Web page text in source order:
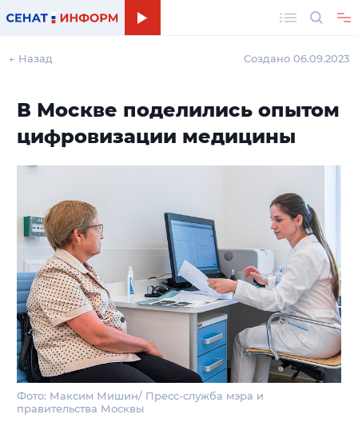
← Назад Создано 06.09.2023
В Москве поделились опытом
цифровизации медицины
Фото: Максим Мишин/ Пресс-служба мэра и
правительства Москвы